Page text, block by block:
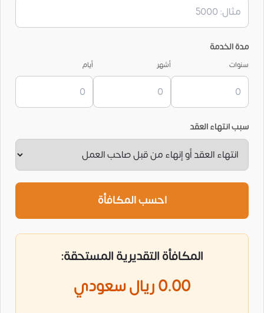
مدة الخدمة
سنوات أشهر أيام
سبب انتهاء العقد
احسب المكافأة
المكافأة التقديرية المستحقة:
0.00ريال سعودي